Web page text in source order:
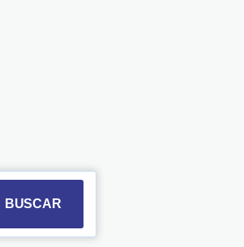
and select a date. Press the
calendar and select a date.
BUSCAR